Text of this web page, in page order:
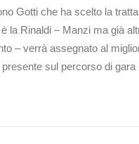
Gotti che ha scelto la
è la Rinaldi – Manzi ma già
– verrà assegnato al
sul percorso di